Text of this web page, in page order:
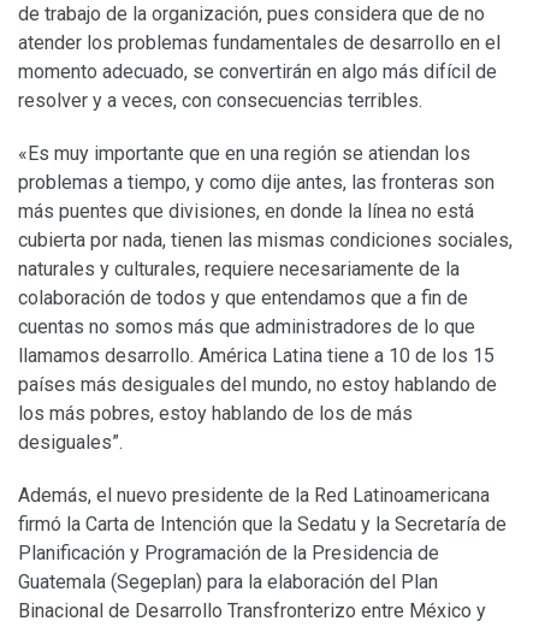
de trabajo de la organización, pues considera que de no
atender los problemas fundamentales de desarrollo en el
momento adecuado, se convertirán en algo más difícil de
resolver y a veces, con consecuencias terribles.
«Es muy importante que en una región se atiendan los
problemas a tiempo, y como dije antes, las fronteras son
más puentes que divisiones, en donde la línea no está
cubierta por nada, tienen las mismas condiciones sociales,
naturales y culturales, requiere necesariamente de la
colaboración de todos y que entendamos que a fin de
cuentas no somos más que administradores de lo que
llamamos desarrollo. América Latina tiene a 10 de los 15
países más desiguales del mundo, no estoy hablando de
los más pobres, estoy hablando de los de más
desiguales”.
Además, el nuevo presidente de la Red Latinoamericana
firmó la Carta de Intención que la Sedatu y la Secretaría de
Planificación y Programación de la Presidencia de
Guatemala (Segeplan) para la elaboración del Plan
Binacional de Desarrollo Transfronterizo entre México y